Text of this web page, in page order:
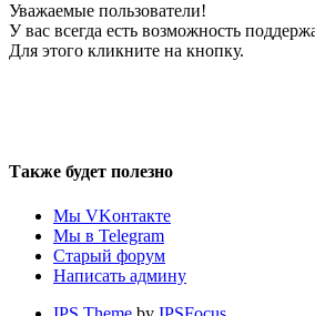
Уважаемые пользователи!
У вас всегда есть возможность
Для этого кликните на кнопку.
Также будет полезно
Мы VKонтакте
Мы в Telegram
Старый форум
Написать админу